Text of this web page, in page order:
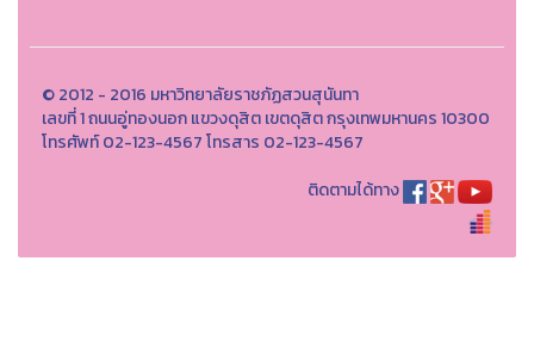
© 2012 - 2016 มหาวิทยาลัยราชภัฏสวนสุนันทา
เลขที่ 1 ถนนอู่ทองนอก แขวงดุสิต เขตดุสิต กรุงเทพมหานคร 10300
โทรศัพท์ 02-123-4567 โทรสาร 02-123-4567
ติดตามได้ทาง